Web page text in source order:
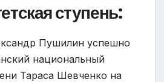
ступень:
Пушилин успешно
национальный
Тараса Шевченко на